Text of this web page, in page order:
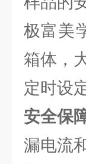
极富美
箱体，
定时设
安全保
漏电流